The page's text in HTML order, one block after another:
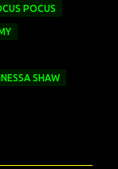
POCUS
SHAW